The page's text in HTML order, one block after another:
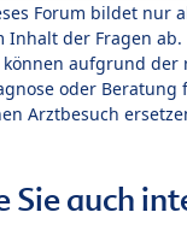
Forum bildet nur
der Fragen
aufgrund der
oder Beratung
Arztbesuch
Sie auch